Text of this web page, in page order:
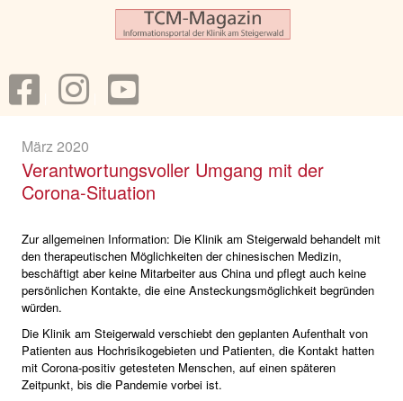
März 2020
Verantwortungsvoller Umgang mit der
Corona-Situation
Zur allgemeinen Information: Die Klinik am Steigerwald behandelt mit
den therapeutischen Möglichkeiten der chinesischen Medizin,
beschäftigt aber keine Mitarbeiter aus China und pflegt auch keine
persönlichen Kontakte, die eine Ansteckungsmöglichkeit begründen
würden.
Die Klinik am Steigerwald verschiebt den geplanten Aufenthalt von
Patienten aus Hochrisikogebieten und Patienten, die Kontakt hatten
mit Corona-positiv getesteten Menschen, auf einen späteren
Zeitpunkt, bis die Pandemie vorbei ist.